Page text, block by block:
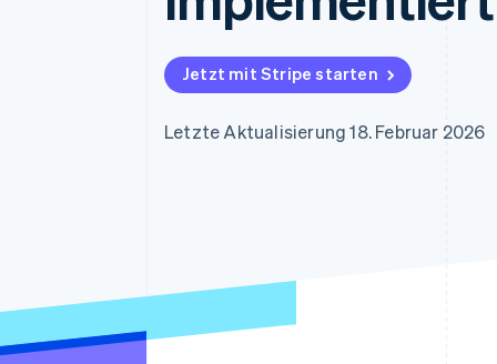
Autorisierungsraten
Beschleunigter Bezahlvorgang
Financial ConnectionsJetzt mit Stripe starten
Letzte Aktualisierung 18. Februar 2026